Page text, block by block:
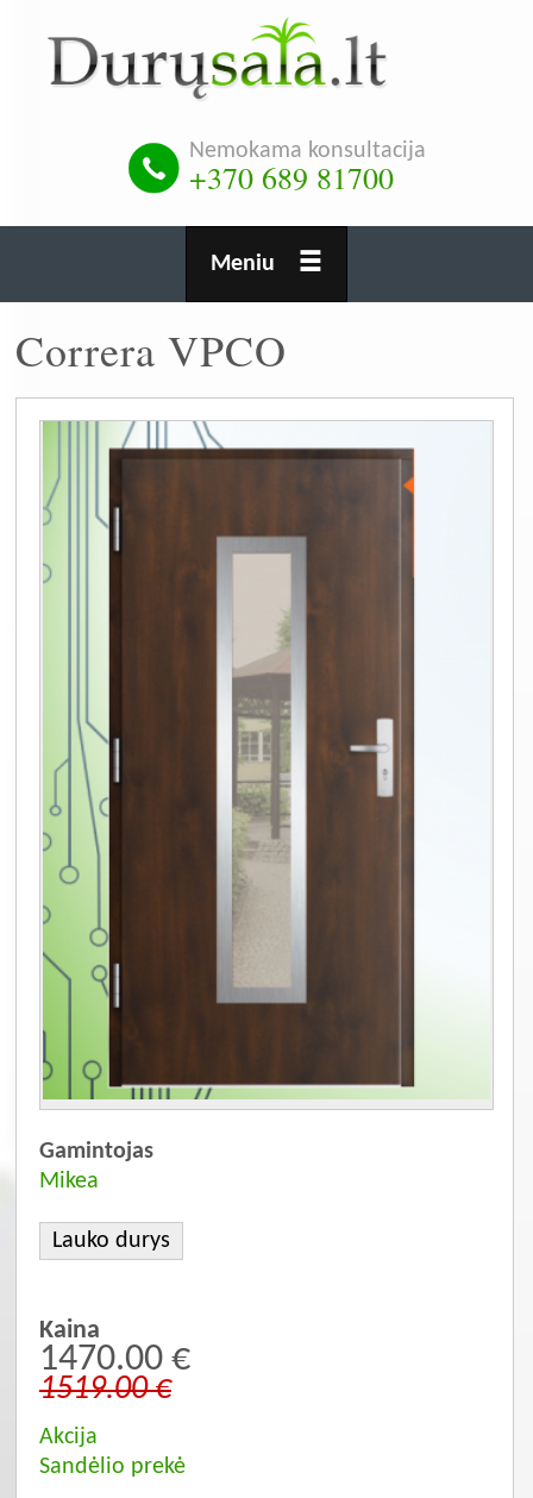
Pereiti
į
pagrindinį
turinį
Nemokama konsultacija
+370 689 81700
Meniu
Correra VPCO
Gamintojas
Mikea
Lauko durys
Kaina
1470.00 €
1519.00 €
Akcija
Sandėlio prekė